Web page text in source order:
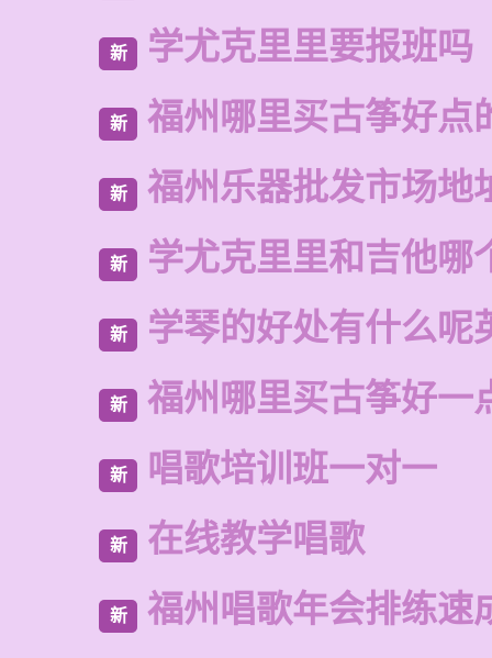
新 学尤克里里要报班吗
新 福州哪里买古筝好点
新 福州乐器批发市场地
新 学尤克里里和吉他哪
新 学琴的好处有什么呢
新 福州哪里买古筝好一
新 唱歌培训班一对一
新 在线教学唱歌
新 福州唱歌年会排练速